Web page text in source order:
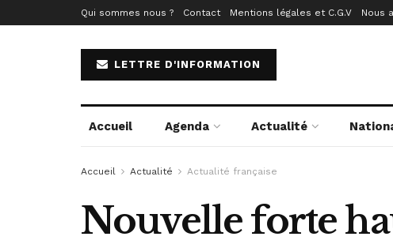
Qui sommes nous ? Contact Mentions légales et C.G.V Nous
LETTRE D'INFORMATION
Accueil Agenda Actualité
Accueil Actualité Actualité française
Nouvelle forte